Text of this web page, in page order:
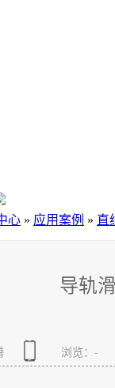
心 » 应用案例 » 直
导轨
浏览： -